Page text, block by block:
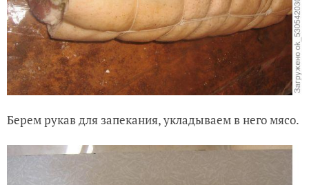
Берем рукав для запекания, укладываем в него мясо.